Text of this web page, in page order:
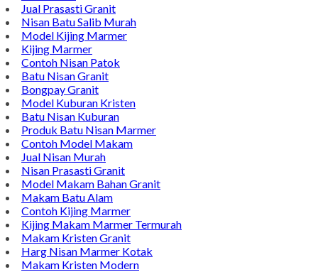
Jual Prasasti Granit
Nisan Batu Salib Murah
Model Kijing Marmer
Kijing Marmer
Contoh Nisan Patok
Batu Nisan Granit
Bongpay Granit
Model Kuburan Kristen
Batu Nisan Kuburan
Produk Batu Nisan Marmer
Contoh Model Makam
Jual Nisan Murah
Nisan Prasasti Granit
Model Makam Bahan Granit
Makam Batu Alam
Contoh Kijing Marmer
Kijing Makam Marmer Termurah
Makam Kristen Granit
Harg Nisan Marmer Kotak
Makam Kristen Modern